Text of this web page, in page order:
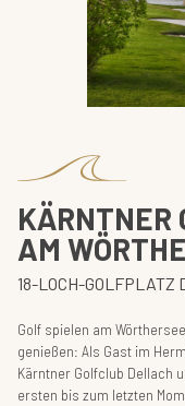
KÄRNTNER
AM
18-LOCH-GOLFPLATZ
Golf spielen am
genießen: Als Gast im
Kärntner Golfclub Dellach
ersten bis zum letzten